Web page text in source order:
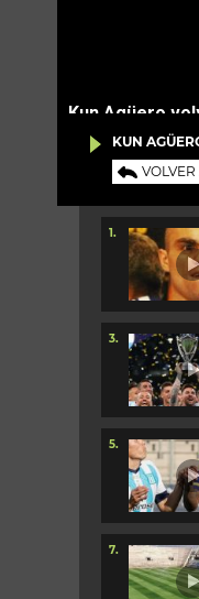
KUN
1.
3.
5.
7.